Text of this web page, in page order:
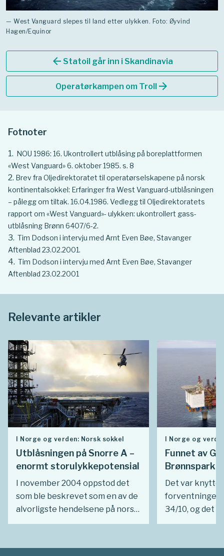
— West Vanguard slepes til land etter ulykken. Foto: Øyvind
Hagen/Equinor
arrow_back Statoil går inn i Skandinavia
Operatørkampen om Trollarrow_forward
Fotnoter
NOU 1986: 16. Ukontrollert utblåsing på boreplattformen
«West Vanguard» 6. oktober 1985. s. 8
Brev fra Oljedirektoratet til operatørselskapene på norsk
kontinentalsokkel: Erfaringer fra West Vanguard-utblåsningen
– pålegg om tiltak. 16.04.1986. Vedlegg til Oljedirektoratets
rapport om «West Vanguard»- ulykken: ukontrollert gass-
utblåsning Brønn 6407/6-2.
Tim Dodson i intervju med Arnt Even Bøe, Stavanger
Aftenblad 23.02.2001.
Tim Dodson i intervju med Arnt Even Bøe, Stavanger
Aftenblad 23.02.2001
Relevante artikler
I Norge og verden: Norsk sokkel
Utblåsningen på Snorre A –
enormt storulykkepotensial
I november 2004 oppstod det
som ble beskrevet som en av de
alvorligste hendelsene på norsk
sokkel, på Snorrefeltet. Bare
omstendigheter hindret at en
I Norge og
Funnet av
Brønnspark
Det var
forventninger
34/10, og det
partnerskapet
Men det var